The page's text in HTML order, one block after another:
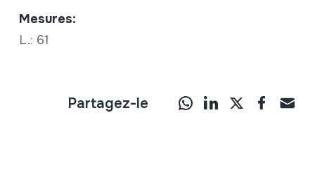
Mesures:
L.: 61
Partagez-le